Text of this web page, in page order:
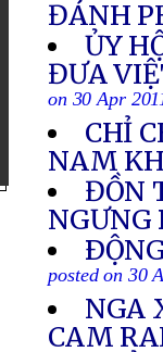
ĐÁNH
ỦY
ĐƯA
on 30 Apr
CHỈ
NAM
ĐỒN
posted on 30
NGA
CAM